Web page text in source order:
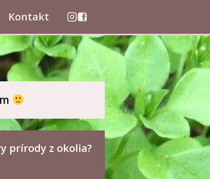
Kontakt
prírody z okolia?